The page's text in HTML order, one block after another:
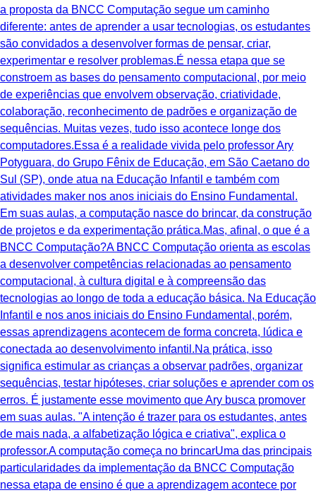
a proposta da BNCC Computação segue um caminho
diferente: antes de aprender a usar tecnologias, os estudantes
são convidados a desenvolver formas de pensar, criar,
experimentar e resolver problemas.É nessa etapa que se
constroem as bases do pensamento computacional, por meio
de experiências que envolvem observação, criatividade,
colaboração, reconhecimento de padrões e organização de
sequências. Muitas vezes, tudo isso acontece longe dos
computadores.Essa é a realidade vivida pelo professor Ary
Potyguara, do Grupo Fênix de Educação, em São Caetano do
Sul (SP), onde atua na Educação Infantil e também com
atividades maker nos anos iniciais do Ensino Fundamental.
Em suas aulas, a computação nasce do brincar, da construção
de projetos e da experimentação prática.Mas, afinal, o que é a
BNCC Computação?A BNCC Computação orienta as escolas
a desenvolver competências relacionadas ao pensamento
computacional, à cultura digital e à compreensão das
tecnologias ao longo de toda a educação básica. Na Educação
Infantil e nos anos iniciais do Ensino Fundamental, porém,
essas aprendizagens acontecem de forma concreta, lúdica e
conectada ao desenvolvimento infantil.Na prática, isso
significa estimular as crianças a observar padrões, organizar
sequências, testar hipóteses, criar soluções e aprender com os
erros. É justamente esse movimento que Ary busca promover
em suas aulas. "A intenção é trazer para os estudantes, antes
de mais nada, a alfabetização lógica e criativa", explica o
professor.A computação começa no brincarUma das principais
particularidades da implementação da BNCC Computação
nessa etapa de ensino é que a aprendizagem acontece por